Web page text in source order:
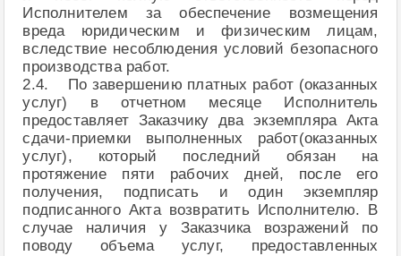
Исполнителем за обеспечение возмещения
вреда юридическим и физическим лицам,
вследствие несоблюдения условий безопасного
производства работ.
2.4. По завершению платных работ (оказанных
услуг) в отчетном месяце Исполнитель
предоставляет Заказчику два экземпляра Акта
сдачи-приемки выполненных работ(оказанных
услуг), который последний обязан на
протяжение пяти рабочих дней, после его
получения, подписать и один экземпляр
подписанного Акта возвратить Исполнителю. В
случае наличия у Заказчика возражений по
поводу объема услуг, предоставленных